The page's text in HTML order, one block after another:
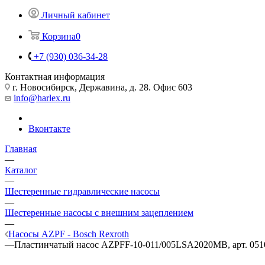
Личный кабинет
Корзина0
+7 (930) 036-34-28
Контактная информация
г. Новосибирск, Державина, д. 28. Офис 603
info@harlex.ru
Вконтакте
Главная
—
Каталог
—
Шестеренные гидравлические насосы
—
Шестеренные насосы с внешним зацеплением
—
Насосы AZPF - Bosch Rexroth
—Пластинчатый насос AZPFF-10-011/005LSA2020MB, арт.